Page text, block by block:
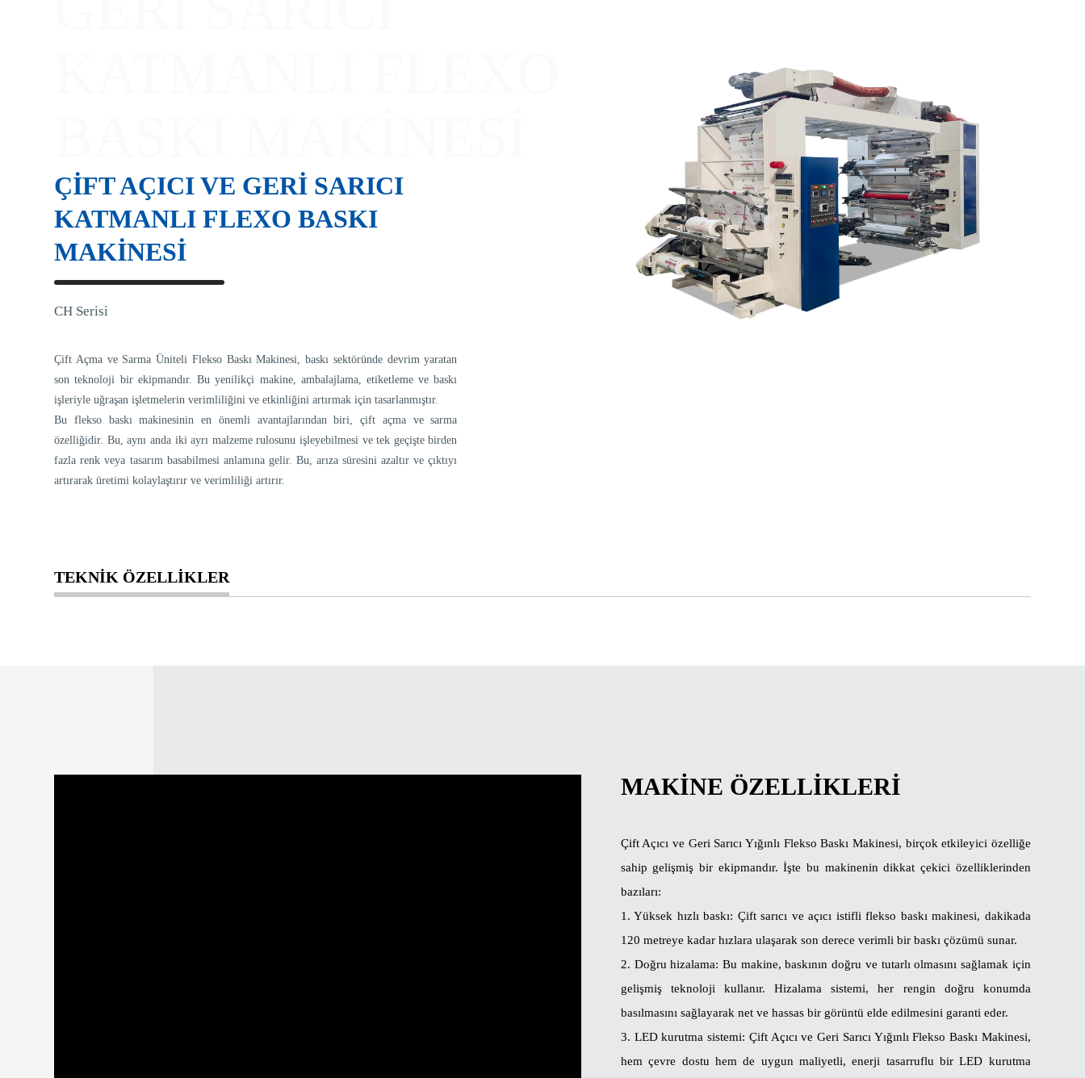
ÇİFT AÇICI VE GERİ SARICI
KATMANLI FLEXO BASKI
MAKİNESİ
CH Serisi
Çift Açma ve Sarma Üniteli Flekso Baskı Makinesi, baskı sektöründe devrim yaratan
son teknoloji bir ekipmandır. Bu yenilikçi makine, ambalajlama, etiketleme ve baskı
işleriyle uğraşan işletmelerin verimliliğini ve etkinliğini artırmak için tasarlanmıştır.
Bu flekso baskı makinesinin en önemli avantajlarından biri, çift açma ve sarma
özelliğidir. Bu, aynı anda iki ayrı malzeme rulosunu işleyebilmesi ve tek geçişte birden
fazla renk veya tasarım basabilmesi anlamına gelir. Bu, arıza süresini azaltır ve çıktıyı
artırarak üretimi kolaylaştırır ve verimliliği artırır.
TEKNİK ÖZELLİKLER
MAKINE ÖZELLIKLERI
Çift Açıcı ve Geri Sarıcı Yığınlı Flekso Baskı Makinesi, birçok etkileyici özelliğe
sahip gelişmiş bir ekipmandır. İşte bu makinenin dikkat çekici özelliklerinden
bazıları:
1. Yüksek hızlı baskı: Çift sarıcı ve açıcı istifli flekso baskı makinesi, dakikada
120 metreye kadar hızlara ulaşarak son derece verimli bir baskı çözümü sunar.
2. Doğru hizalama: Bu makine, baskının doğru ve tutarlı olmasını sağlamak için
gelişmiş teknoloji kullanır. Hizalama sistemi, her rengin doğru konumda
basılmasını sağlayarak net ve hassas bir görüntü elde edilmesini garanti eder.
3. LED kurutma sistemi: Çift Açıcı ve Geri Sarıcı Yığınlı Flekso Baskı Makinesi,
hem çevre dostu hem de uygun maliyetli, enerji tasarruflu bir LED kurutma